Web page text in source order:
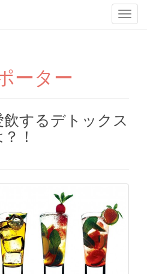
T
v
t
ーター
するデトックス
！